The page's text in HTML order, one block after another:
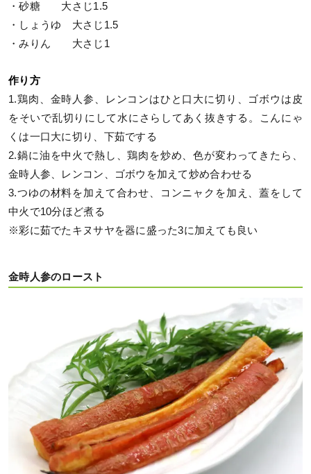
・砂糖 大さじ1.5
・しょうゆ 大さじ1.5
・みりん 大さじ1
作り方
1.鶏肉、金時人参、レンコンはひと口大に切り、ゴボウは皮
をそいで乱切りにして水にさらしてあく抜きする。こんにゃ
くは一口大に切り、下茹でする
2.鍋に油を中火で熱し、鶏肉を炒め、色が変わってきたら、
金時人参、レンコン、ゴボウを加えて炒め合わせる
3.つゆの材料を加えて合わせ、コンニャクを加え、蓋をして
中火で10分ほど煮る
※彩に茹でたキヌサヤを器に盛った3に加えても良い
金時人参のロースト